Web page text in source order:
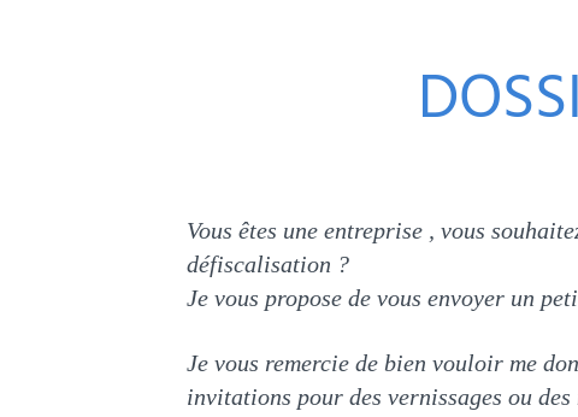
Vous êtes une entreprise , vous
défiscalisation ?
Je vous propose de vous envoyer un
Je vous remercie de bien vouloir me
invitations pour des vernissages ou